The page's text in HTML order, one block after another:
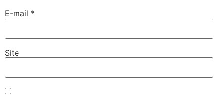
E-mail *
Site